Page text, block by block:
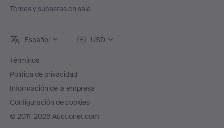
Temas y subastas en sala
Español USD
Términos
Política de privacidad
Información de la empresa
Configuración de cookies
© 2011-2026 Auctionet.com